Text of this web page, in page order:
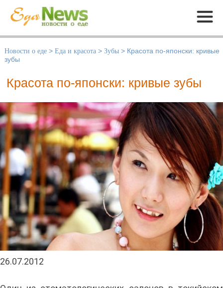
Меню
Новости о еде > Еда и красота > Зубы > Красота по-японски: кривые
зубы
Красота по-японски: кривые зубы
26.07.2012